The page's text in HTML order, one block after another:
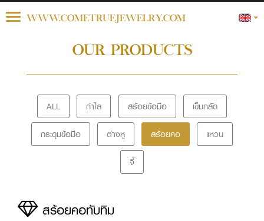
ToggleWWW.COMETRUEJEWELRY.COM
OUR PRODUCTS
ALL กำไล สร้อยข้อมือ เข็มกลัด
กระดุมข้อมือ ต่างหู สร้อยคอ แหวน
จี้
สร้อยคอทับทิม